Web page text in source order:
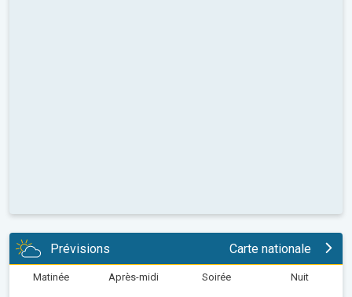
Prévisions Carte nationale
Matinée Après-midi Soirée Nuit